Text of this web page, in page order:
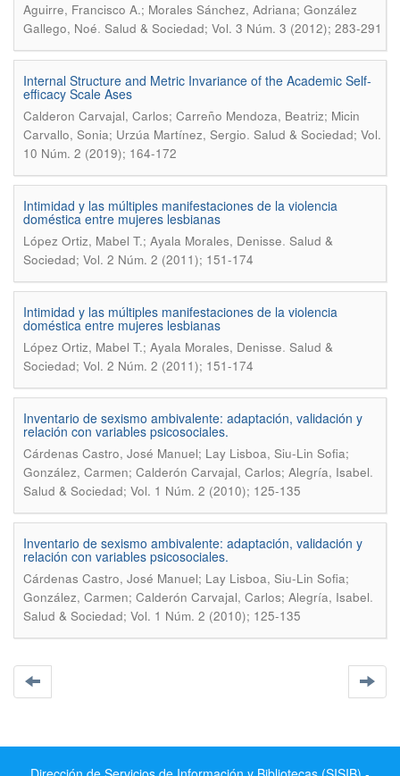
Aguirre, Francisco A.; Morales Sánchez, Adriana; González
Gallego, Noé. Salud & Sociedad; Vol. 3 Núm. 3 (2012); 283-291
Internal Structure and Metric Invariance of the Academic Self-
efficacy Scale Ases
Calderon Carvajal, Carlos; Carreño Mendoza, Beatriz; Micin
Carvallo, Sonia; Urzúa Martínez, Sergio. Salud & Sociedad; Vol.
10 Núm. 2 (2019); 164-172
Intimidad y las múltiples manifestaciones de la violencia
doméstica entre mujeres lesbianas
López Ortiz, Mabel T.; Ayala Morales, Denisse. Salud &
Sociedad; Vol. 2 Núm. 2 (2011); 151-174
Intimidad y las múltiples manifestaciones de la violencia
doméstica entre mujeres lesbianas
López Ortiz, Mabel T.; Ayala Morales, Denisse. Salud &
Sociedad; Vol. 2 Núm. 2 (2011); 151-174
Inventario de sexismo ambivalente: adaptación, validación y
relación con variables psicosociales.
Cárdenas Castro, José Manuel; Lay Lisboa, Siu-Lin Sofia;
González, Carmen; Calderón Carvajal, Carlos; Alegría, Isabel.
Salud & Sociedad; Vol. 1 Núm. 2 (2010); 125-135
Inventario de sexismo ambivalente: adaptación, validación y
relación con variables psicosociales.
Cárdenas Castro, José Manuel; Lay Lisboa, Siu-Lin Sofia;
González, Carmen; Calderón Carvajal, Carlos; Alegría, Isabel.
Salud & Sociedad; Vol. 1 Núm. 2 (2010); 125-135